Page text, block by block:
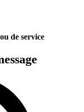
de service